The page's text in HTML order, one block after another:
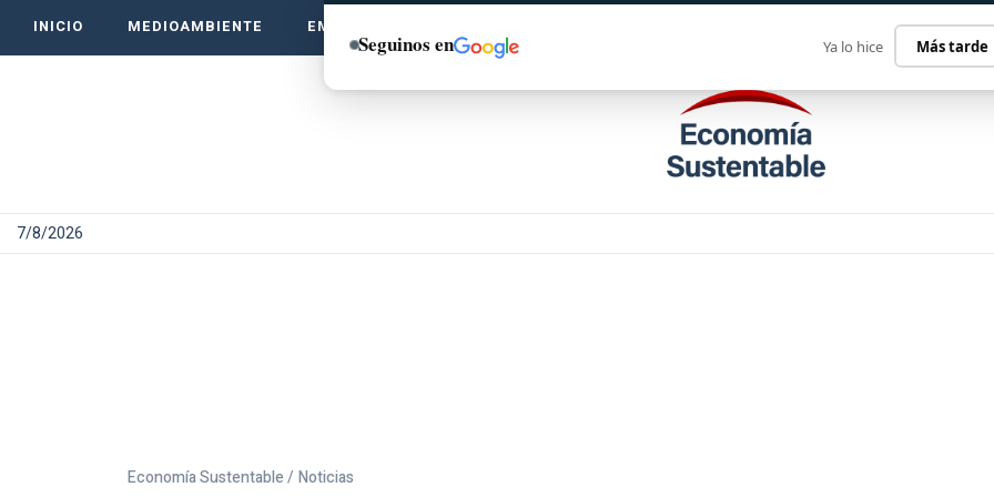
INICIO MEDIOAMBIENTE EMPRENDE VERDE
7/8/2026
Economía Sustentable / Noticias
Seguinos en Ya lo hice Más tarde